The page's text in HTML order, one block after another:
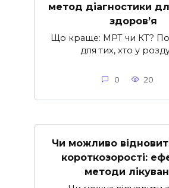
метод діагностики
здоров’я
Що краще: МРТ чи КТ?
для тих, хто у
0 20
Чи можливо
короткозорості:
методи